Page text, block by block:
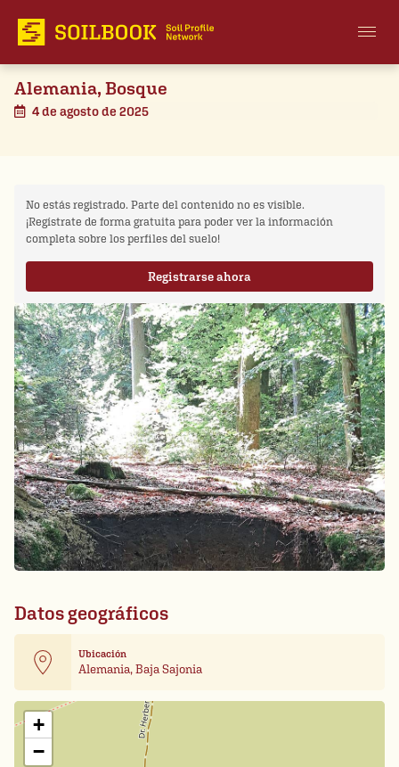
Alemania, Bosque
4 de agosto de 2025
No estás registrado. Parte del contenido no es visible.
¡Regístrate de forma gratuita para poder ver la información
completa sobre los perfiles del suelo!
Registrarse ahora
Datos geográficos
Ubicación
Alemania, Baja Sajonia
+
−